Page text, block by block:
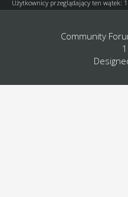
Użytkownicy przeglądający ten wątek:
Community